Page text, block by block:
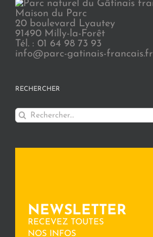
Maison du Parc
20 boulevard Lyautey
91490 Milly-la-Forêt
Tél. : 01 64 98 73 93
info@parc-gatinais-francais.fr
RECHERCHER
Rechercher:
NEWSLETTER
RECEVEZ TOUTES
NOS INFOS